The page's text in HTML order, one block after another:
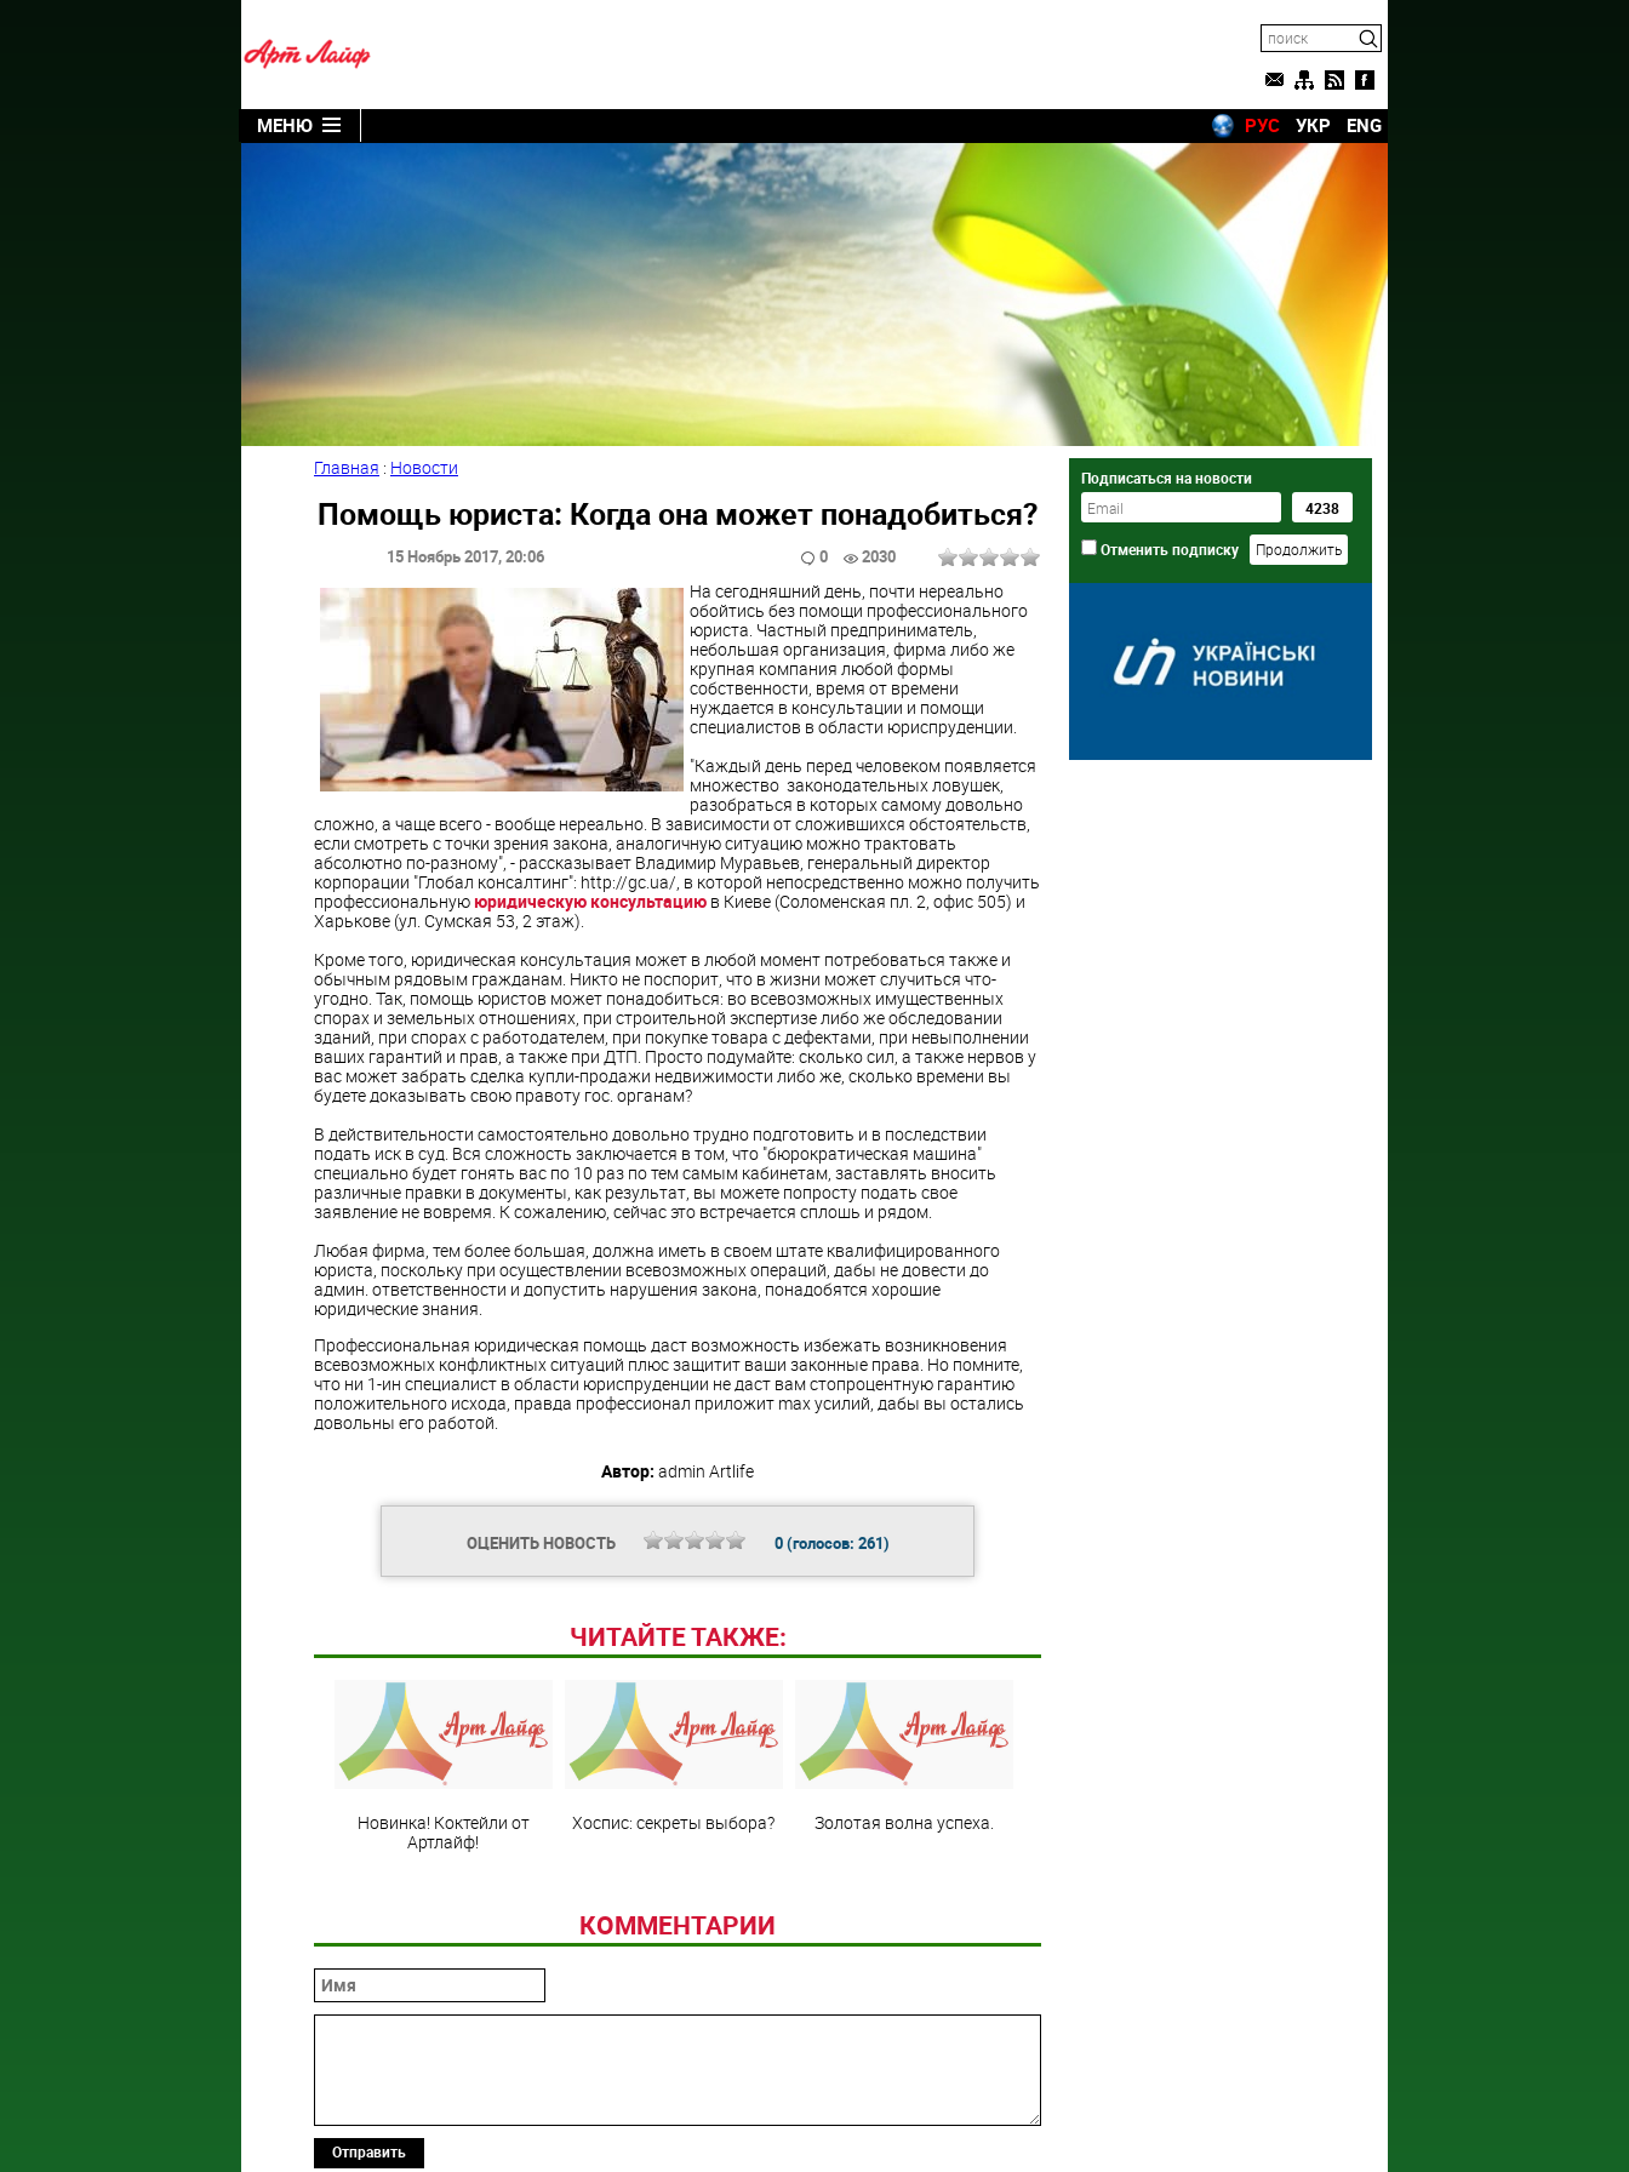
МЕНЮ РУС УКР ENG
Главная : Новости
Помощь юриста: Когда она может понадобиться?
15 Ноябрь 2017, 20:06 0 2030
На сегодняшний день, почти нереально
обойтись без помощи профессионального
юриста. Частный предприниматель,
небольшая организация, фирма либо же
крупная компания любой формы
собственности, время от времени
нуждается в консультации и помощи
специалистов в области юриспруденции.
"Каждый день перед человеком появляется
множество законодательных ловушек,
разобраться в которых самому довольно
сложно, а чаще всего - вообще нереально. В зависимости от сложившихся обстоятельств,
если смотреть с точки зрения закона, аналогичную ситуацию можно трактовать
абсолютно по-разному", - рассказывает Владимир Муравьев, генеральный директор
корпорации "Глобал консалтинг": http://gc.ua/, в которой непосредственно можно получить
профессиональную юридическую консультацию в Киеве (Соломенская пл. 2, офис 505) и
Харькове (ул. Сумская 53, 2 этаж).
Кроме того, юридическая консультация может в любой момент потребоваться также и
обычным рядовым гражданам. Никто не поспорит, что в жизни может случиться что-
угодно. Так, помощь юристов может понадобиться: во всевозможных имущественных
спорах и земельных отношениях, при строительной экспертизе либо же обследовании
зданий, при спорах с работодателем, при покупке товара с дефектами, при невыполнении
ваших гарантий и прав, а также при ДТП. Просто подумайте: сколько сил, а также нервов у
вас может забрать сделка купли-продажи недвижимости либо же, сколько времени вы
будете доказывать свою правоту гос. органам?
В действительности самостоятельно довольно трудно подготовить и в последствии
подать иск в суд. Вся сложность заключается в том, что "бюрократическая машина"
специально будет гонять вас по 10 раз по тем самым кабинетам, заставлять вносить
различные правки в документы, как результат, вы можете попросту подать свое
заявление не вовремя. К сожалению, сейчас это встречается сплошь и рядом.
Любая фирма, тем более большая, должна иметь в своем штате квалифицированного
юриста, поскольку при осуществлении всевозможных операций, дабы не довести до
админ. ответственности и допустить нарушения закона, понадобятся хорошие
юридические знания.
Профессиональная юридическая помощь даст возможность избежать возникновения
всевозможных конфликтных ситуаций плюс защитит ваши законные права. Но помните,
что ни 1-ин специалист в области юриспруденции не даст вам стопроцентную гарантию
положительного исхода, правда профессионал приложит max усилий, дабы вы остались
довольны его работой.
Автор: admin Artlife
ОЦЕНИТЬ НОВОСТЬ 0(голосов: 261)
ЧИТАЙТЕ ТАКЖЕ:
Новинка! Коктейли от
Артлайф!
Хоспис: секреты выбора? Золотая волна успеха.
КОММЕНТАРИИ
Отправить
Подписаться на новости
Отменить подписку